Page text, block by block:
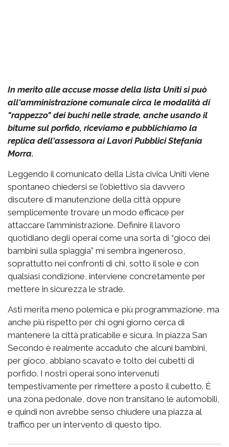
In merito alle accuse mosse della lista Uniti si può
all'amministrazione comunale circa le modalità di
"rappezzo" dei buchi nelle strade, anche usando il
bitume sul porfido, riceviamo e pubblichiamo la
replica dell'assessora ai Lavori Pubblici Stefania
Morra.
Leggendo il comunicato della Lista civica Uniti viene
spontaneo chiedersi se l’obiettivo sia davvero
discutere di manutenzione della città oppure
semplicemente trovare un modo efficace per
attaccare l’amministrazione. Definire il lavoro
quotidiano degli operai come una sorta di “gioco dei
bambini sulla spiaggia” mi sembra ingeneroso,
soprattutto nei confronti di chi, sotto il sole e con
qualsiasi condizione, interviene concretamente per
mettere in sicurezza le strade.
Asti merita meno polemica e più programmazione, ma
anche più rispetto per chi ogni giorno cerca di
mantenere la città praticabile e sicura. In piazza San
Secondo è realmente accaduto che alcuni bambini,
per gioco, abbiano scavato e tolto dei cubetti di
porfido. I nostri operai sono intervenuti
tempestivamente per rimettere a posto il cubetto. È
una zona pedonale, dove non transitano le automobili,
e quindi non avrebbe senso chiudere una piazza al
traffico per un intervento di questo tipo.